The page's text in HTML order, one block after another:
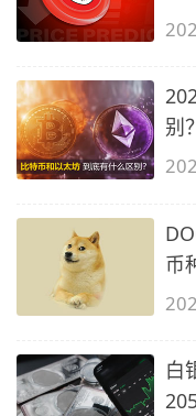
价
别
阱
币
白